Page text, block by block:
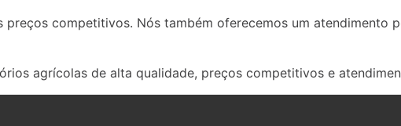
competitivos. Nós também oferecemos um atendimento
agrícolas de alta qualidade, preços competitivos e